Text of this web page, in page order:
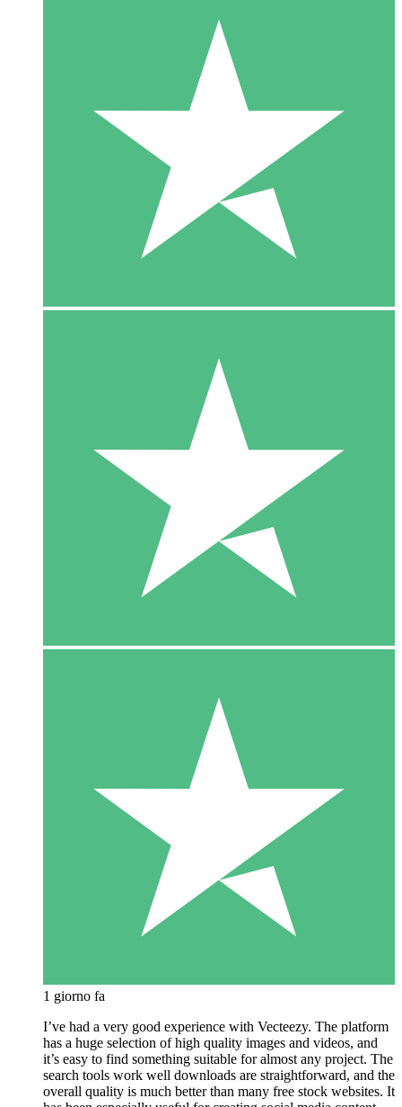
1 giorno fa
I’ve had a very good experience with Vecteezy. The platform
has a huge selection of high quality images and videos, and
it’s easy to find something suitable for almost any project. The
search tools work well downloads are straightforward, and the
overall quality is much better than many free stock websites. It